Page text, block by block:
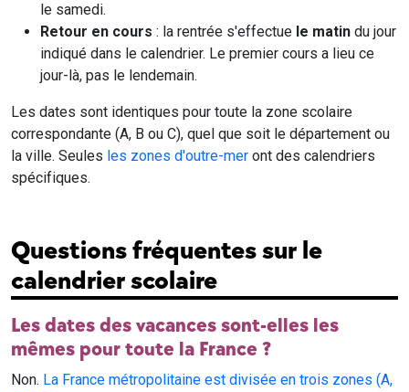
le samedi.
Retour en cours : la rentrée s'effectue le matin du jour
indiqué dans le calendrier. Le premier cours a lieu ce
jour-là, pas le lendemain.
Les dates sont identiques pour toute la zone scolaire
correspondante (A, B ou C), quel que soit le département ou
la ville. Seules les zones d'outre-mer ont des calendriers
spécifiques.
Questions fréquentes sur le
calendrier scolaire
Les dates des vacances sont-elles les
mêmes pour toute la France ?
Non. La France métropolitaine est divisée en trois zones (A,